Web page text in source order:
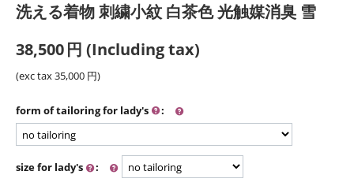
洗える着物 刺繍小紋 白茶色 光触媒消臭 雪
38,500円 (Including tax)
(exc tax35,000 円)
form of tailoring for lady's :
size for lady's :